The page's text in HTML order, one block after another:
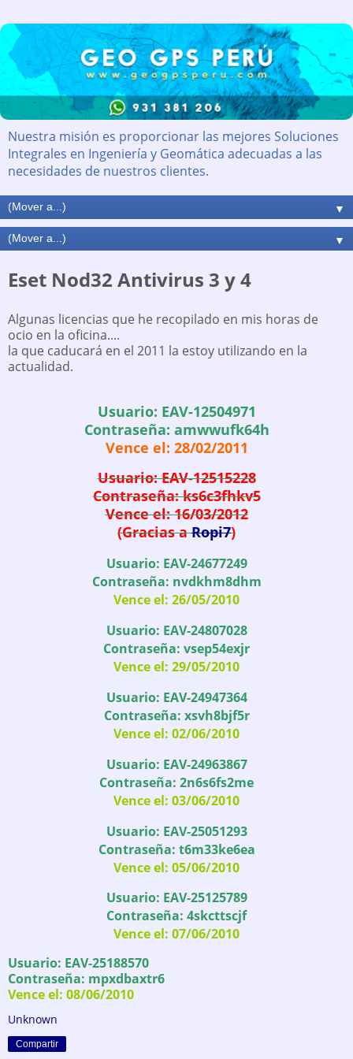
Nuestra misión es proporcionar las mejores Soluciones
Integrales en Ingeniería y Geomática adecuadas a las
necesidades de nuestros clientes.
▼
▼
Eset Nod32 Antivirus 3 y 4
Algunas licencias que he recopilado en mis horas de
ocio en la oficina....
la que caducará en el 2011 la estoy utilizando en la
actualidad.
Usuario: EAV-12504971
Contraseña: amwwufk64h
Vence el: 28/02/2011
Usuario: EAV-12515228
Contraseña: ks6c3fhkv5
Vence el: 16/03/2012
(Gracias aRopi7)
Usuario: EAV-24677249
Contraseña: nvdkhm8dhm
Vence el: 26/05/2010
Usuario: EAV-24807028
Contraseña: vsep54exjr
Vence el: 29/05/2010
Usuario: EAV-24947364
Contraseña: xsvh8bjf5r
Vence el: 02/06/2010
Usuario: EAV-24963867
Contraseña: 2n6s6fs2me
Vence el: 03/06/2010
Usuario: EAV-25051293
Contraseña: t6m33ke6ea
Vence el: 05/06/2010
Usuario: EAV-25125789
Contraseña: 4skcttscjf
Vence el: 07/06/2010
Usuario: EAV-25188570
Contraseña: mpxdbaxtr6
Vence el: 08/06/2010
Unknown
Compartir